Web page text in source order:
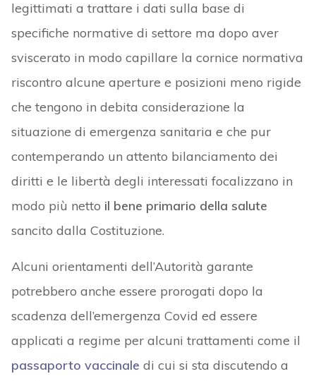
legittimati a trattare i dati sulla base di
specifiche normative di settore ma dopo aver
sviscerato in modo capillare la cornice normativa
riscontro alcune aperture e posizioni meno rigide
che tengono in debita considerazione la
situazione di emergenza sanitaria e che pur
contemperando un attento bilanciamento dei
diritti e le libertà degli interessati focalizzano in
modo più netto il bene primario della salute
sancito dalla Costituzione.
Alcuni orientamenti dell’Autorità garante
potrebbero anche essere prorogati dopo la
scadenza dell’emergenza Covid ed essere
applicati a regime per alcuni trattamenti come il
passaporto vaccinale di cui si sta discutendo a